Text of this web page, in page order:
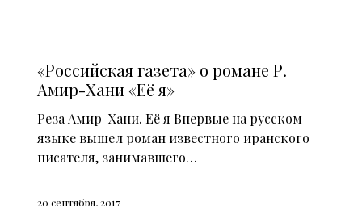
«Российская газета» о романе Р.
Амир-Хани «Её я»
Реза Амир-Хани. Её я Впервые на русском
языке вышел роман известного иранского
писателя, занимавшего…
20 сентября, 2017